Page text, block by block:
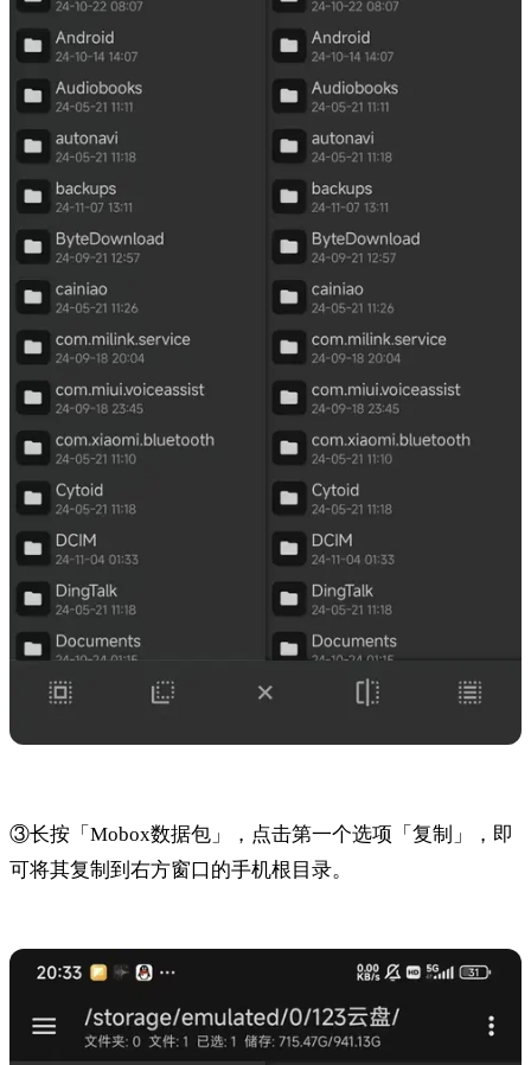
③长按「Mobox数据包」，点击第一个选项「复制」，即
可将其复制到右方窗口的手机根目录。